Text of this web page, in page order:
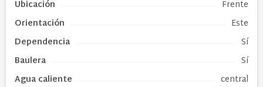
Ubicación
Frente
Orientación
Este
Dependencia
Sí
Baulera
Sí
Agua caliente
central